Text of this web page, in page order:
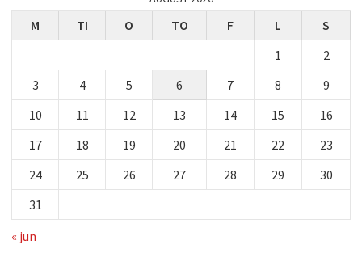
M TI O TO F L
S
1
2
3
4 5 6 7 8
9
10
11 12 13 14 15
16
17
18 19 20 21 22
23
24
25 26 27 28 29
30
31
« jun